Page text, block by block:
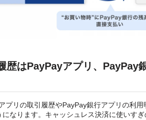
はPayPayアプリ、PayPay
プリの取引履歴やPayPay銀行アプリの利
なります。キャッシュレス決済に使いすぎ